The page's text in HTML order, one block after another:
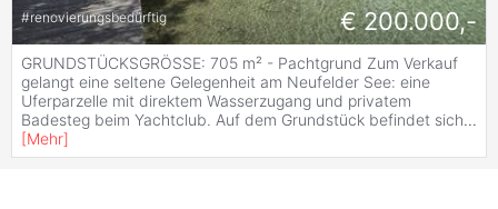
#renovierungsbedürftig € 200.000,-
GRUNDSTÜCKSGRÖSSE: 705 m² - Pachtgrund Zum Verkauf
gelangt eine seltene Gelegenheit am Neufelder See: eine
Uferparzelle mit direktem Wasserzugang und privatem
Badesteg beim Yachtclub. Auf dem Grundstück befindet sich...
[Mehr]